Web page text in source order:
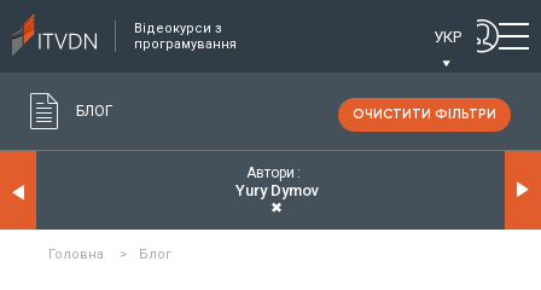
Відеокурси з
програмування
УКР
БЛОГ ОЧИСТИТИ ФІЛЬТРИ
Автори
Yury Dymov
✖
Головна > Блог